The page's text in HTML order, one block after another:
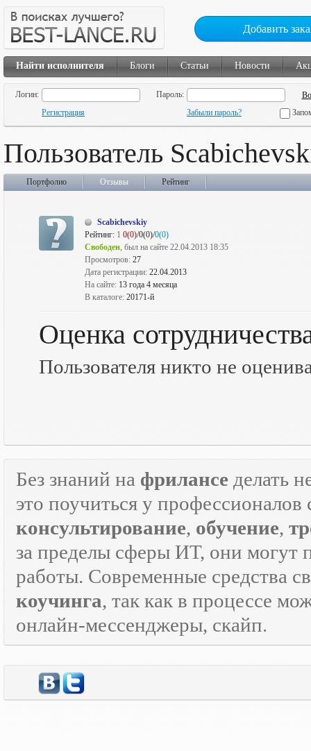
Добавить
Найти исполнителя Блоги Статьи Новости
Логин:
Пароль:
Регистрация
Забыли пароль?
Пользователь
Портфолио Отзывы Рейтинг
Scabichevskiy
Рейтинг: 1 0(0)/0(0)/0(0)
Свободен, был на сайте 22.04.2013 18:35
Просмотров: 27
Дата регистрации: 22.04.2013
На сайте: 13 года 4 месяца
В каталоге: 20171-й
Оценка
Пользователя никто не
Без знаний на фрилансе делать
это поучиться у
консультирование, обучение,
за пределы сферы ИТ, они могут
работы. Современные средства
коучинга, так как в процессе
онлайн-мессенджеры, скайп.